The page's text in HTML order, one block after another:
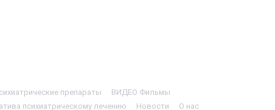
препараты
ВИДЕО Фильмы
психиатрическому лечению Новости О нас